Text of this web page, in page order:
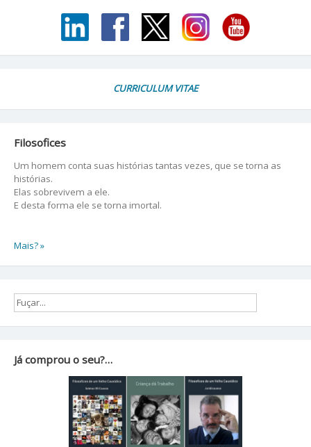
CURRICULUM VITAE
Filosofices
Um homem conta suas histórias tantas vezes, que se torna as
histórias.
Elas sobrevivem a ele.
E desta forma ele se torna imortal.
Mais? »
Já comprou o seu?…